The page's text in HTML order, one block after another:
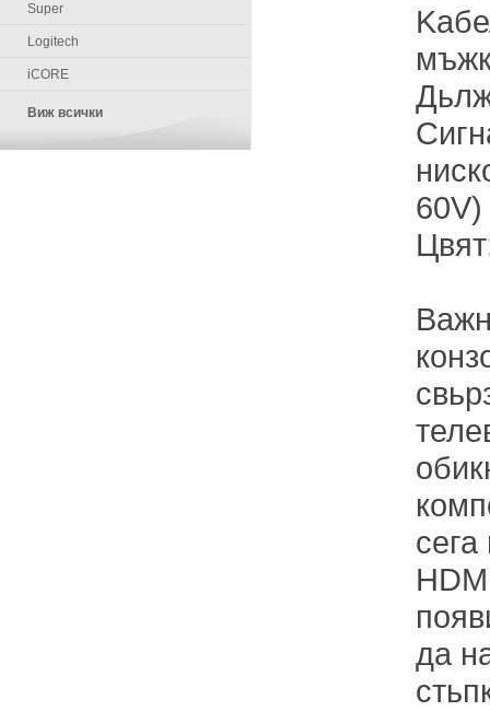
Super
Logitech
iCORE
Виж всички
60V)
да